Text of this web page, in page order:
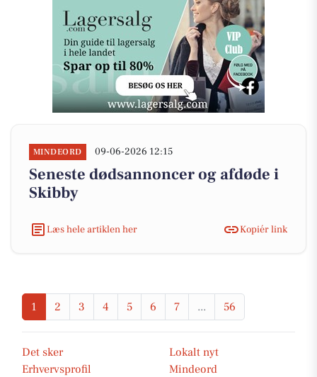
MINDEORD 09-06-2026 12:15
Seneste dødsannoncer og afdøde i
Skibby
Læs hele artiklen her Kopiér link
1 2 3 4 5 6 7 ... 56
Det sker
Lokalt nyt
Erhvervsprofil
Mindeord